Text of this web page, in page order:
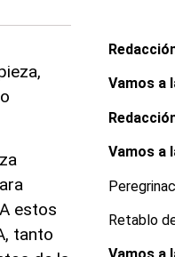
estos
tanto
Vamos a
Vamos a
Retablo